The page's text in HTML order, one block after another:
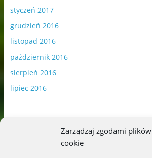
Zarządzaj zgodami plików
cookie
styczeń 2017
grudzień 2016
listopad 2016
październik 2016
sierpień 2016
lipiec 2016